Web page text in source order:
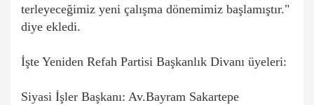
terleyeceğimiz yeni çalışma dönemimiz başlamıştır."
diye ekledi.
İşte Yeniden Refah Partisi Başkanlık Divanı üyeleri:
Siyasi İşler Başkanı: Av.Bayram Sakartepe